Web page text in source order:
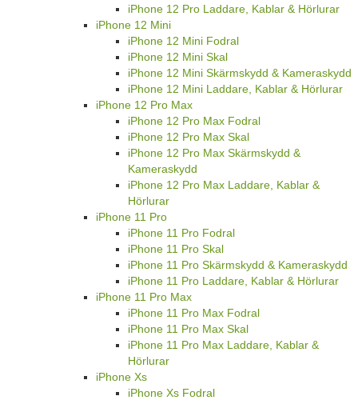
iPhone 12 Pro Laddare, Kablar & Hörlurar
iPhone 12 Mini
iPhone 12 Mini Fodral
iPhone 12 Mini Skal
iPhone 12 Mini Skärmskydd & Kameraskydd
iPhone 12 Mini Laddare, Kablar & Hörlurar
iPhone 12 Pro Max
iPhone 12 Pro Max Fodral
iPhone 12 Pro Max Skal
iPhone 12 Pro Max Skärmskydd &
Kameraskydd
iPhone 12 Pro Max Laddare, Kablar &
Hörlurar
iPhone 11 Pro
iPhone 11 Pro Fodral
iPhone 11 Pro Skal
iPhone 11 Pro Skärmskydd & Kameraskydd
iPhone 11 Pro Laddare, Kablar & Hörlurar
iPhone 11 Pro Max
iPhone 11 Pro Max Fodral
iPhone 11 Pro Max Skal
iPhone 11 Pro Max Laddare, Kablar &
Hörlurar
iPhone Xs
iPhone Xs Fodral